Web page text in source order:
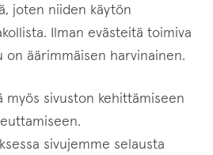
joten niiden käytön
Ilman evästeitä toimiva
on äärimmäisen harvinainen.
myös sivuston kehittämiseen
sivujemme selausta